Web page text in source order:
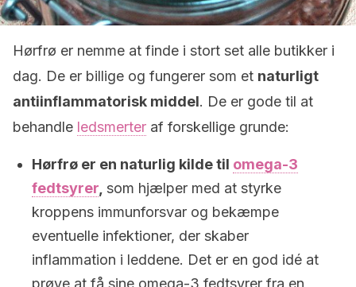
Hørfrø er nemme at finde i stort set alle butikker i
dag. De er billige og fungerer som et naturligt
antiinflammatorisk middel. De er gode til at
behandle ledsmerter af forskellige grunde:
Hørfrø er en naturlig kilde til omega-3
fedtsyrer som hjælper med at styrke
kroppens immunforsvar og bekæmpe
eventuelle infektioner, der skaber
inflammation i leddene. Det er en god idé at
prøve at få sine omega-3 fedtsyrer fra en